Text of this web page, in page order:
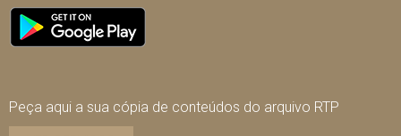
Peça aqui a sua cópia de conteúdos do arquivo RTP